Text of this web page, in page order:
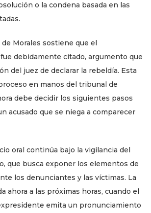
o la condena basada en las
Morales sostiene que el
debidamente citado, argumento que
del juez de declarar la rebeldía. Esta
en manos del tribunal de
debe decidir los siguientes pasos
acusado que se niega a comparecer
oral continúa bajo la vigilancia del
que busca exponer los elementos de
los denunciantes y las víctimas. La
ahora a las próximas horas, cuando el
emita un pronunciamiento